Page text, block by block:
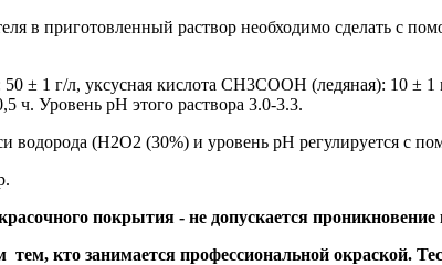
в приготовленный раствор необходимо сделать с
± 1 г/л, уксусная кислота CH3COOH (ледяная): 10
ч. Уровень рН этого раствора 3.0-3.3.
водорода (H2O2 (30%) и уровень рН регулируется с
покрытия - не допускается
кто занимается профессиональной окраской.